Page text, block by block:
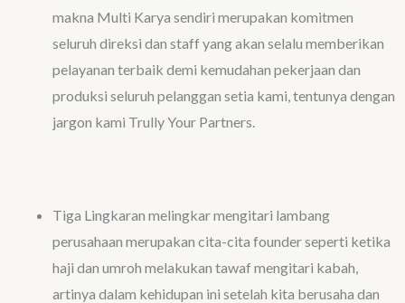
makna Multi Karya sendiri merupakan komitmen
seluruh direksi dan staff yang akan selalu memberikan
pelayanan terbaik demi kemudahan pekerjaan dan
produksi seluruh pelanggan setia kami, tentunya dengan
jargon kami Trully Your Partners.
Tiga Lingkaran melingkar mengitari lambang
perusahaan merupakan cita-cita founder seperti ketika
haji dan umroh melakukan tawaf mengitari kabah,
artinya dalam kehidupan ini setelah kita berusaha dan